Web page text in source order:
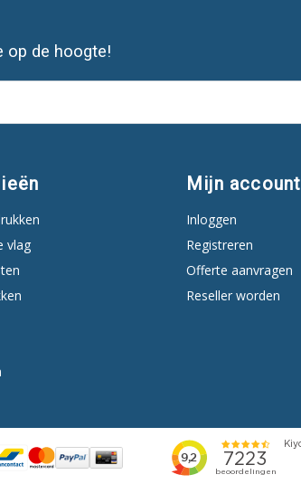
op de hoogte!
vlag
Mijn account
Inloggen
Registreren
Offerte aanvragen
Reseller worden